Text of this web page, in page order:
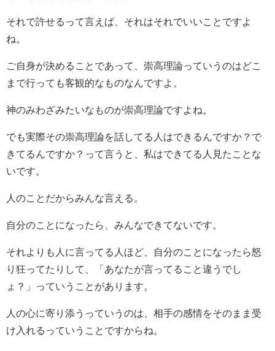
それで許せるって言えば、それはそれでいいことですよ
ね。
ご自身が決めることであって、崇高理論っていうのはどこ
まで行っても客観的なものなんですよ。
神のみわざみたいなものが崇高理論ですよね。
でも実際その崇高理論を話してる人はできるんですか？で
きてるんですか？って言うと、私はできてる人見たことな
いです。
人のことだからみんな言える。
自分のことになったら、みんなできてないです。
それよりも人に言ってる人ほど、自分のことになったら怒
り狂ってたりして、「あなたが言ってること違うでし
ょ？」っていうことがあります。
人の心に寄り添うっていうのは、相手の感情をそのまま受
け入れるっていうことですからね。